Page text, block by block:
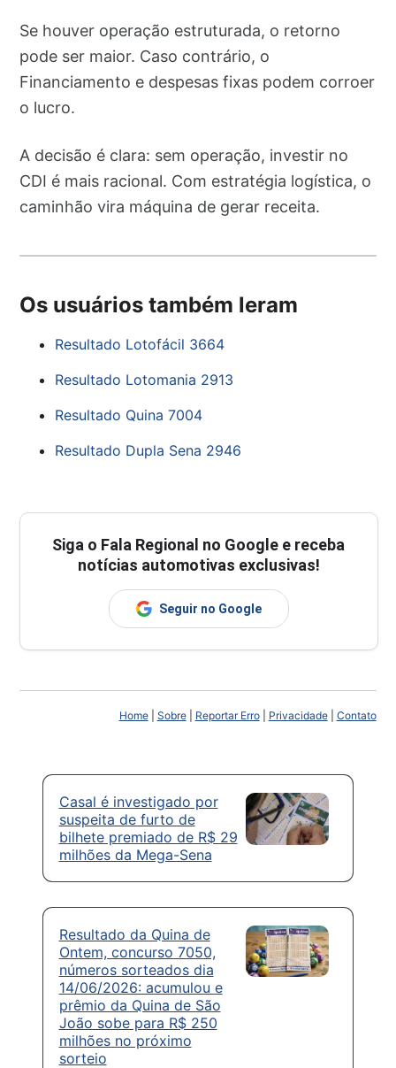
Se houver operação estruturada, o retorno
pode ser maior. Caso contrário, o
Financiamento e despesas fixas podem corroer
o lucro.
A decisão é clara: sem operação, investir no
CDI é mais racional. Com estratégia logística, o
caminhão vira máquina de gerar receita.
Os usuários também leram
Resultado Lotofácil 3664
Resultado Lotomania 2913
Resultado Quina 7004
Resultado Dupla Sena 2946
Siga o Fala Regional no Google e receba
notícias automotivas exclusivas!
Seguir no Google
Home| Sobre| Reportar Erro| Privacidade| Contato
Casal é investigado por
suspeita de furto de
bilhete premiado de R$ 29
milhões da Mega-Sena
Resultado da Quina de
Ontem, concurso 7050,
números sorteados dia
14/06/2026: acumulou e
prêmio da Quina de São
João sobe para R$ 250
milhões no próximo
sorteio